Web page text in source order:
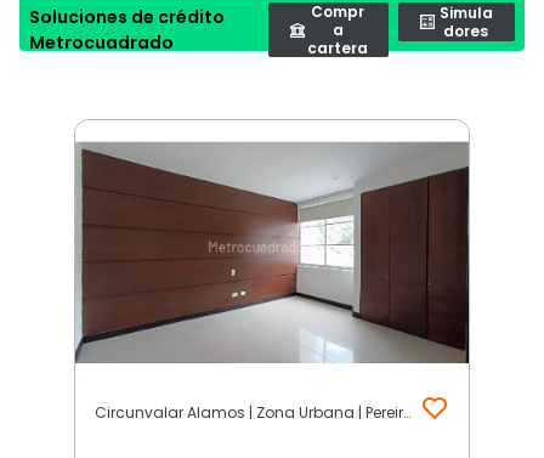
Soluciones de crédito
Metrocuadrado
Compr
a
cartera
Simula
dores
Circunvalar Alamos | Zona Urbana | Pereira